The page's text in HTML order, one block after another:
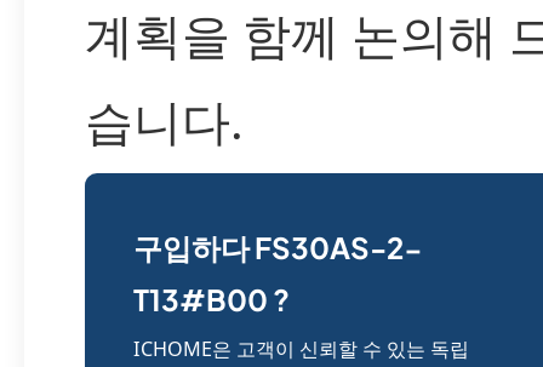
계획을 함께 논의해
습니다.
구입하다 FS30AS-2-
T13#B00 ?
ICHOME은 고객이 신뢰할 수 있는 독립